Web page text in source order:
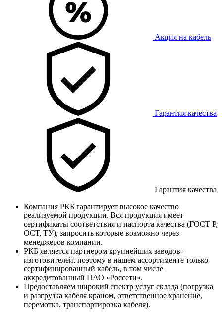
Акция на кабель
Гарантия качества
Гарантия качества
Компания РКБ гарантирует высокое качество
реализуемой продукции. Вся продукция имеет
сертификаты соответствия и паспорта качества (ГОСТ Р,
ОСТ, ТУ), запросить которые возможно через
менеджеров компании.
РКБ является партнером крупнейших заводов-
изготовителей, поэтому в нашем ассортименте только
сертифицированный кабель, в том числе
аккредитованный ПАО «Россети».
Предоставляем широкий спектр услуг склада (погрузка
и разгрузка кабеля краном, ответственное хранение,
перемотка, транспортировка кабеля).